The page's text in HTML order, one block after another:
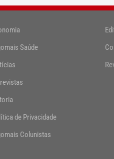
Saúde
de Privacidade
Colunistas